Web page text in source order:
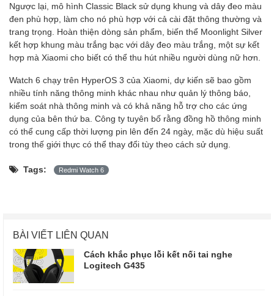
Ngược lại, mô hình Classic Black sử dụng khung và dây đeo màu
đen phù hợp, làm cho nó phù hợp với cả cài đặt thông thường và
trang trọng. Hoàn thiện dòng sản phẩm, biến thể Moonlight Silver
kết hợp khung màu trắng bạc với dây đeo màu trắng, một sự kết
hợp mà Xiaomi cho biết có thể thu hút nhiều người dùng nữ hơn.
Watch 6 chạy trên HyperOS 3 của Xiaomi, dự kiến sẽ bao gồm
nhiều tính năng thông minh khác nhau như quản lý thông báo,
kiểm soát nhà thông minh và có khả năng hỗ trợ cho các ứng
dụng của bên thứ ba. Công ty tuyên bố rằng đồng hồ thông minh
có thể cung cấp thời lượng pin lên đến 24 ngày, mặc dù hiệu suất
trong thế giới thực có thể thay đổi tùy theo cách sử dụng.
Tags: Redmi Watch 6
BÀI VIẾT LIÊN QUAN
Cách khắc phục lỗi kết nối tai nghe
Logitech G435